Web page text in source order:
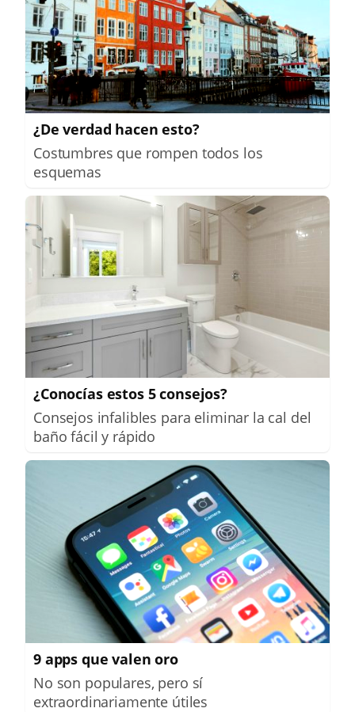
¿De verdad hacen esto?
Costumbres que rompen todos los
esquemas
¿Conocías estos 5 consejos?
Consejos infalibles para eliminar la cal del
baño fácil y rápido
9 apps que valen oro
No son populares, pero sí
extraordinariamente útiles